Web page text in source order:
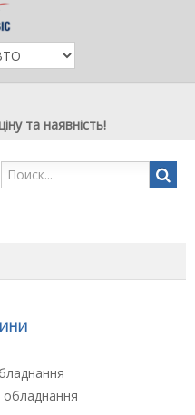
та наявність!
обладнання